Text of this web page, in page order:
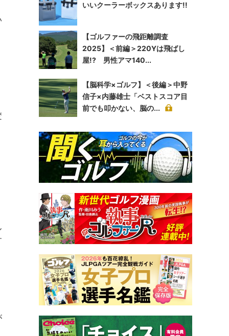
いいクーラーボックスあります!!
【ゴルファーの飛距離調査
2025】＜前編＞220Yは飛ばし
屋!? 男性アマ140...
【脳科学×ゴルフ】＜後編＞中野
信子×内藤雄士「ベストスコア目
前でも叩かない、脳の...